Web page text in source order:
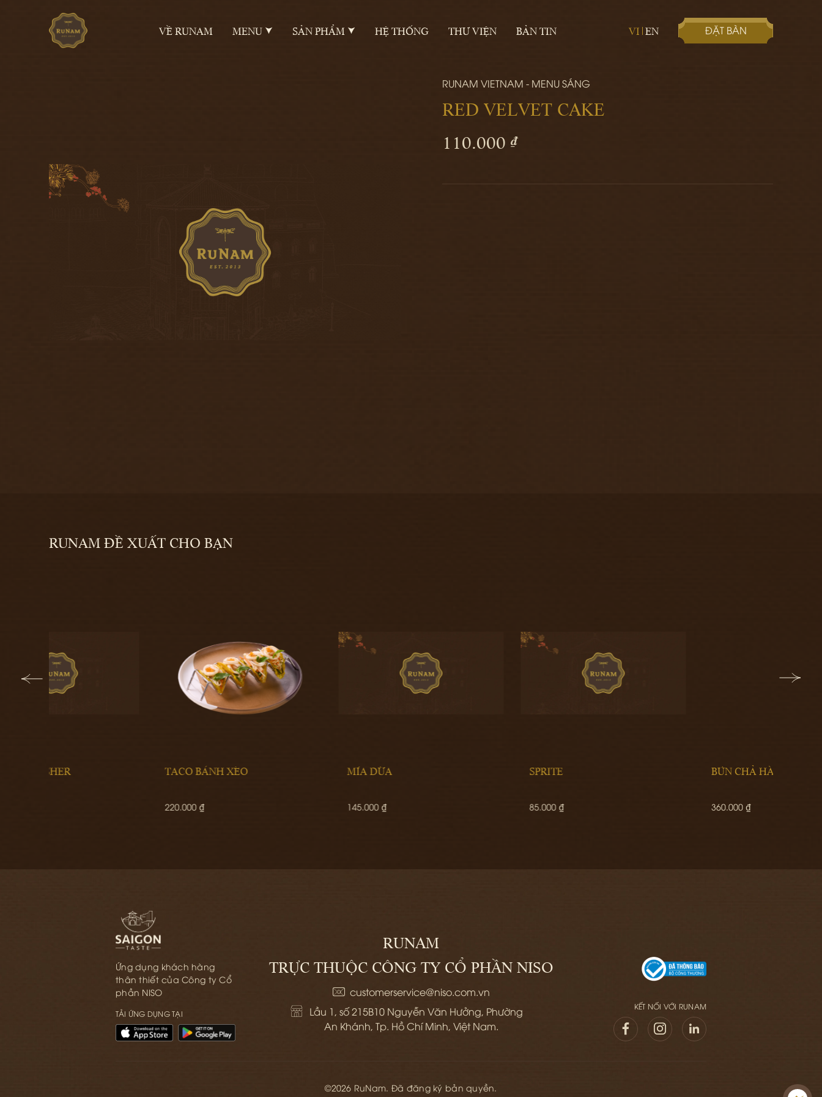
VỀ RUNAM MENU SẢN PHẨM HỆ THỐNG THƯ VIỆN BẢN TIN VI EN ĐẶT BÀN
RUNAM VIETNAM - MENU SÁNG
RED VELVET CAKE
110.000 ₫
RUNAM ĐỀ XUẤT CHO BẠN
TACO BÁNH XÈO MÍA DỪA
Ứng dụng khách hàng
thân thiết của Công ty Cổ
phần NISO
TẢI ỨNG DỤNG TẠI
RUNAM
TRỰC THUỘC CÔNG TY CỔ PHẦN NISO
customerservice@niso.com.vn
Lầu 1, số 215B10 Nguyễn Văn Hưởng, Phường
An Khánh, Tp. Hồ Chí Minh, Việt Nam.
KẾT NỐI VỚI RUNAM
©2026 RuNam. Đã đăng ký bản quyền.